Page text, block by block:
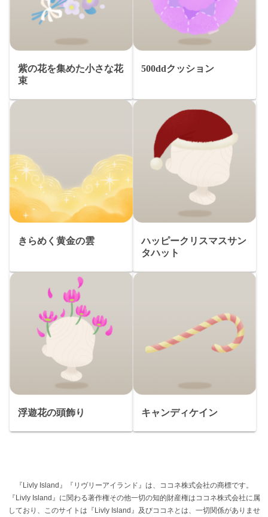
紫の花を集めた小さな花
束
500ddクッション
きらめく黄金の雲
ハッピークリスマスサン
タハット
浮遊花の頭飾り キャンディケイン
『Livly Island』『リヴリーアイランド』は、ココネ株式会社の商標です。
『Livly Island』に関わる著作権その他一切の知的財産権はココネ株式会社に属
しており、このサイトは『Livly Island』及びココネとは、一切関係がありませ